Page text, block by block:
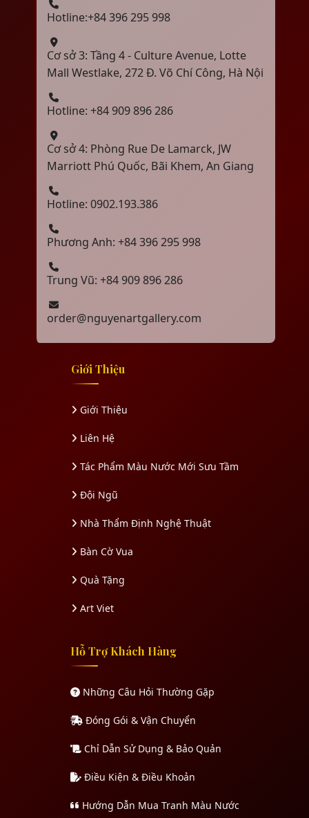
Hotline:+84 396 295 998
Cơ sở 3: Tầng 4 - Culture Avenue, Lotte
Mall Westlake, 272 Đ. Võ Chí Công, Hà Nội
Hotline: +84 909 896 286
Cơ sở 4: Phòng Rue De Lamarck, JW
Marriott Phú Quốc, Bãi Khem, An Giang
Hotline: 0902.193.386
Phương Anh: +84 396 295 998
Trung Vũ: +84 909 896 286
order@nguyenartgallery.com
Giới Thiệu
Giới Thiệu
Liên Hệ
Tác Phẩm Màu Nước Mới Sưu Tầm
Đội Ngũ
Nhà Thẩm Định Nghệ Thuật
Bàn Cờ Vua
Quà Tặng
Art Viet
Hỗ Trợ Khách Hàng
Những Câu Hỏi Thường Gặp
Đóng Gói & Vận Chuyển
Chỉ Dẫn Sử Dụng & Bảo Quản
Điều Kiện & Điều Khoản
Hướng Dẫn Mua Tranh Màu Nước